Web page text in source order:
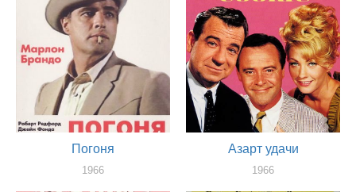
Погоня
1966
Азарт удачи
1966